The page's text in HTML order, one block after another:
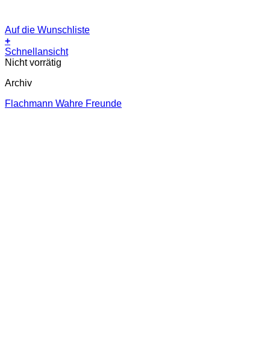
Auf die Wunschliste
+
Schnellansicht
Nicht vorrätig
Archiv
Flachmann Wahre Freunde